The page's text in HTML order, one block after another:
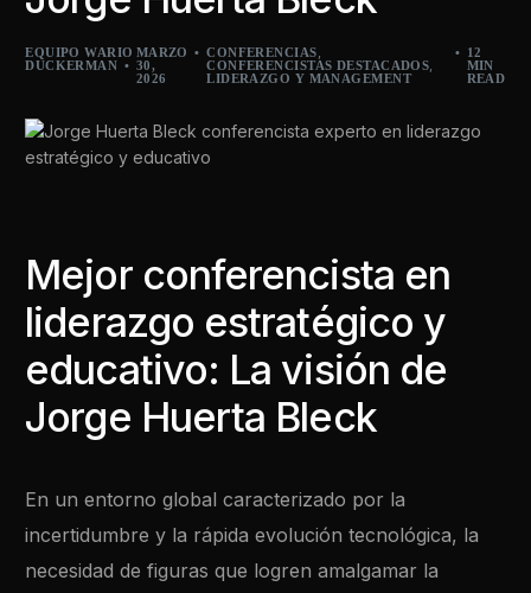
EQUIPO WARIO
DUCKERMAN
MARZO
30,
2026
CONFERENCIAS,
CONFERENCISTAS DESTACADOS,
LIDERAZGO Y MANAGEMENT
12
MIN
READ
Mejor conferencista en
liderazgo estratégico y
educativo: La visión de
Jorge Huerta Bleck
En un entorno global caracterizado por la
incertidumbre y la rápida evolución tecnológica, la
necesidad de figuras que logren amalgamar la